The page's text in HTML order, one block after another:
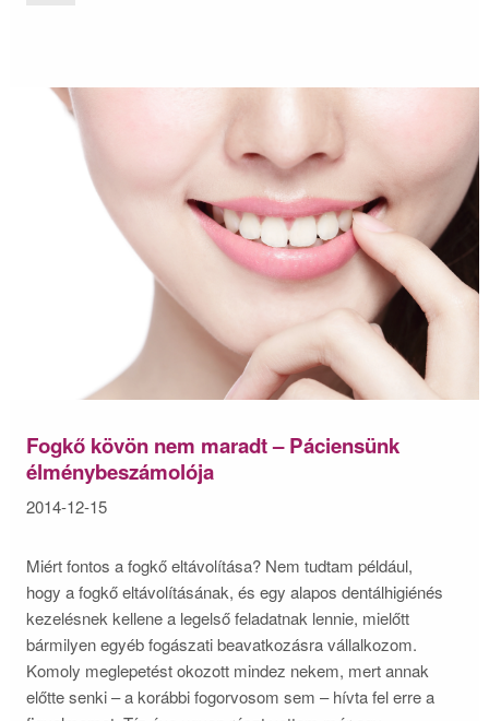
Fogkő kövön nem maradt – Páciensünk
élménybeszámolója
2014-12-15
Miért fontos a fogkő eltávolítása? Nem tudtam például,
hogy a fogkő eltávolításának, és egy alapos dentálhigiénés
kezelésnek kellene a legelső feladatnak lennie, mielőtt
bármilyen egyéb fogászati beavatkozásra vállalkozom.
Komoly meglepetést okozott mindez nekem, mert annak
előtte senki – a korábbi fogorvosom sem – hívta fel erre a